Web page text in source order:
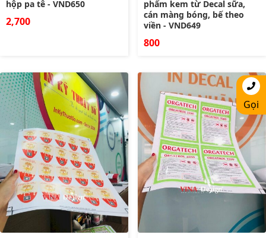
hộp pa tê - VND650
2,700
phẩm kem từ Decal sữa,
cán màng bóng, bế theo
viền - VND649
800
Gọi